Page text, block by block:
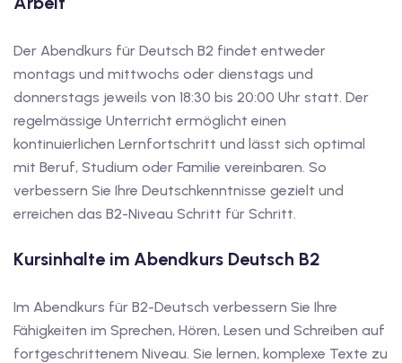
mit
mit Gutschein
mit Gutschein
B1
Deutschkurse mit
Der Abendkurs für Deutsch B2 findet entweder
montags und mittwochs oder dienstags und
donnerstags jeweils von 18:30 bis 20:00 Uhr statt. Der
regelmässige Unterricht ermöglicht einen
kontinuierlichen Lernfortschritt und lässt sich optimal
mit Beruf, Studium oder Familie vereinbaren. So
verbessern Sie Ihre Deutschkenntnisse gezielt und
erreichen das B2-Niveau Schritt für Schritt.
Kursinhalte im Abendkurs Deutsch B2
Im Abendkurs für B2-Deutsch verbessern Sie Ihre
Fähigkeiten im Sprechen, Hören, Lesen und Schreiben auf
fortgeschrittenem Niveau. Sie lernen, komplexe Texte zu